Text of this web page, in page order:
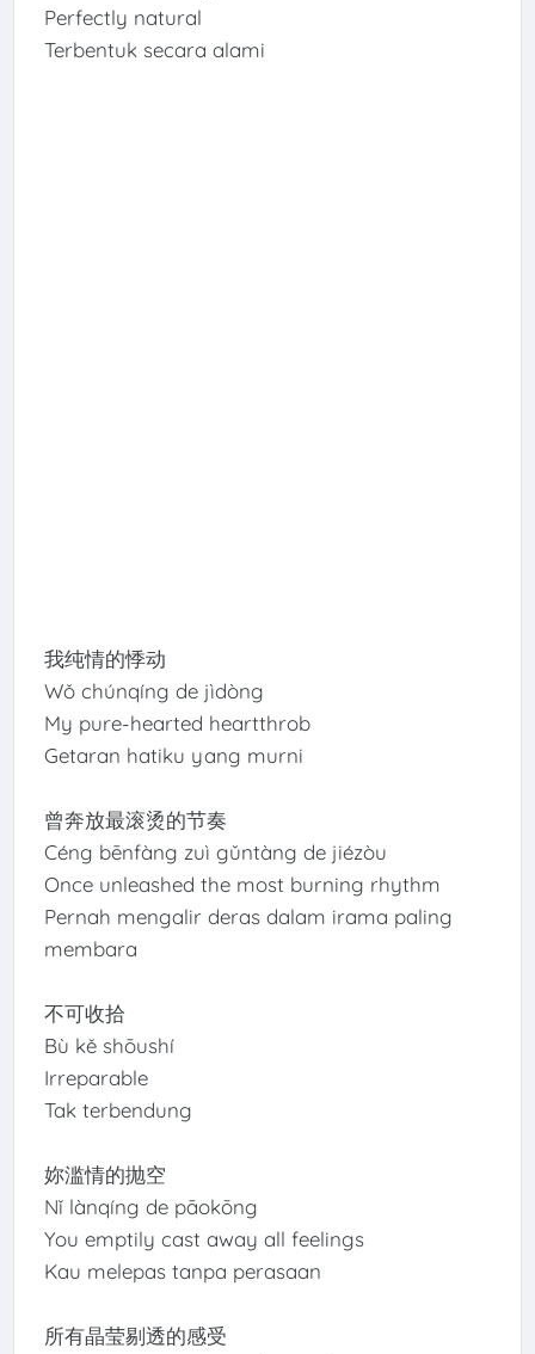
Perfectly natural
Terbentuk secara alami
我纯情的悸动
Wǒ chúnqíng de jìdòng
My pure-hearted heartthrob
Getaran hatiku yang murni
曾奔放最滚烫的节奏
Céng bēnfàng zuì gǔntàng de jiézòu
Once unleashed the most burning rhythm
Pernah mengalir deras dalam irama paling
membara
不可收拾
Bù kě shōushí
Irreparable
Tak terbendung
妳滥情的抛空
Nǐ lànqíng de pāokōng
You emptily cast away all feelings
Kau melepas tanpa perasaan
所有晶莹剔透的感受